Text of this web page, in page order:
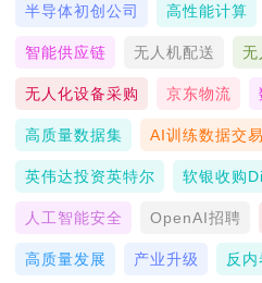
半导体初创公司 高性能计算
智能供应链 无人机配送 无
无人化设备采购 京东物流
高质量数据集 AI训练数据交易
英伟达投资英特尔 软银收购
人工智能安全 OpenAI招聘
高质量发展 产业升级 反内